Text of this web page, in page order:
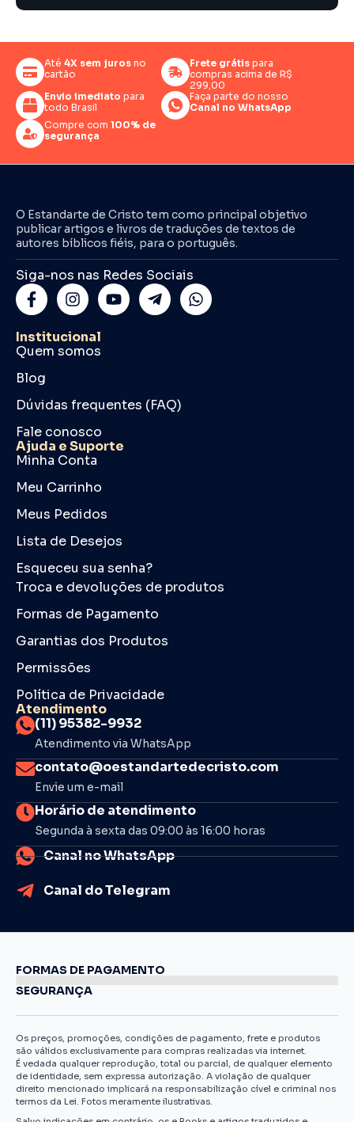
Até 4X sem juros no
cartão
Frete grátispara
compras acima de R$
299,00
Envio imediato para
todo Brasil
Faça parte do nosso
Canal no WhatsApp
Compre com 100% de
segurança
O Estandarte de Cristo tem como principal objetivo
publicar artigos e livros de traduções de textos de
autores bíblicos fiéis, para o português.
Siga-nos nas Redes Sociais
Institucional
Quem somos
Blog
Dúvidas frequentes (FAQ)
Fale conosco
Ajuda e Suporte
Minha Conta
Meu Carrinho
Meus Pedidos
Lista de Desejos
Esqueceu sua senha?
Troca e devoluções de produtos
Formas de Pagamento
Garantias dos Produtos
Permissões
Política de Privacidade
Atendimento
(11) 95382-9932
Atendimento via WhatsApp
contato@oestandartedecristo.com
Envie um e-mail
Horário de atendimento
Segunda à sexta das 09:00 às 16:00 horas
Canal no WhatsApp
Canal do Telegram
FORMAS DE PAGAMENTO
SEGURANÇA
Os preços, promoções, condições de pagamento, frete e produtos
são válidos exclusivamente para compras realizadas via internet.
É vedada qualquer reprodução, total ou parcial, de qualquer elemento
de identidade, sem expressa autorização. A violação de qualquer
direito mencionado implicará na responsabilização cível e criminal nos
termos da Lei. Fotos meramente ilustrativas.